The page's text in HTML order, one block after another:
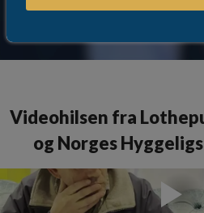
Videohilsen fra
og Norges